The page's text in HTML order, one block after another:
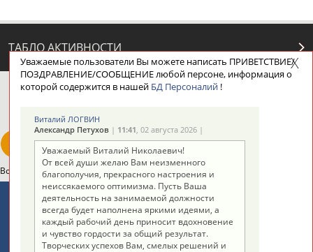
ТАБЛО АКТИВНОСТИ
ЦЕЛИ ПРОЕКТА НАШИ КНОПКИ
Вопросы сотрудничества и совместной деятельности
Стадион, 1998-2026
Адресов в новостной рассылке: 996
Подпишись
Уважаемые пользователи Вы можете написать ПРИВЕТСТВИЕ/
ПОЗДРАВЛЕНИЕ/СООБЩЕНИЕ любой персоне, информация о
которой содержится в нашей БД Персоналий!
Виталий ЛОГВИН
Александр Петухов| 11:41, 02 августа 2026 |
Уважаемый Виталий Николаевич!
От всей души желаю Вам неизменного
благополучия, прекрасного настроения и
неиссякаемого оптимизма. Пусть Ваша
деятельность на занимаемой должности
всегда будет наполнена яркими идеями, а
каждый рабочий день приносит вдохновение
и чувство гордости за общий результат.
Творческих успехов Вам, смелых решений и